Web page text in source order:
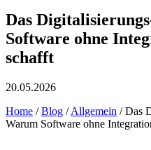
Das
Software ohne
schafft
20.05.2026
Home /Blog /Allgemein /Das
Warum Software ohne